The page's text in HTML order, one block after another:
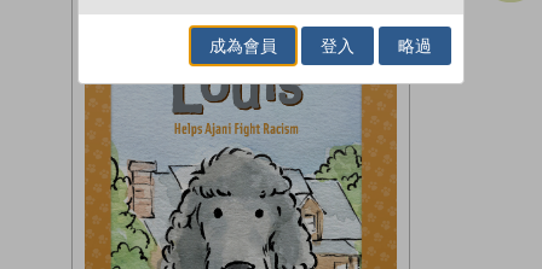
成為會員 登入 略過